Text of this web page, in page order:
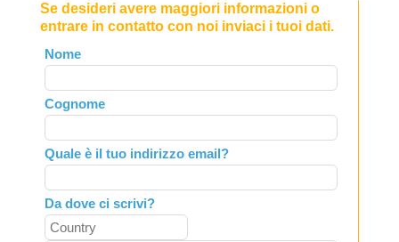
Se desideri avere maggiori informazioni o
entrare in contatto con noi inviaci i tuoi dati.
Leave
this
field
blank
Nome
Cognome
Quale è il tuo indirizzo email?
Da dove ci scrivi?